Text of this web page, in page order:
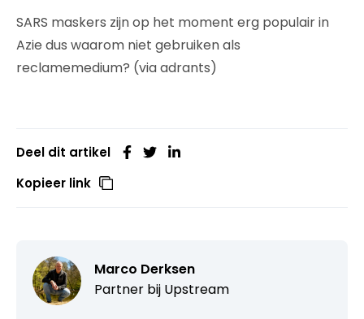
SARS maskers zijn op het moment erg populair in
Azie dus waarom niet gebruiken als
reclamemedium? (via adrants)
Deel dit artikel
Kopieer link
Marco Derksen
Partner bij Upstream